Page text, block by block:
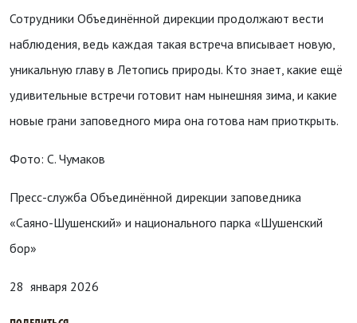
Сотрудники Объединённой дирекции продолжают вести
наблюдения, ведь каждая такая встреча вписывает новую,
уникальную главу в Летопись природы. Кто знает, какие ещё
удивительные встречи готовит нам нынешняя зима, и какие
новые грани заповедного мира она готова нам приоткрыть.
Фото: С. Чумаков
Пресс-служба Объединённой дирекции заповедника
«Саяно-Шушенский» и национального парка «Шушенский
бор»
28 января 2026